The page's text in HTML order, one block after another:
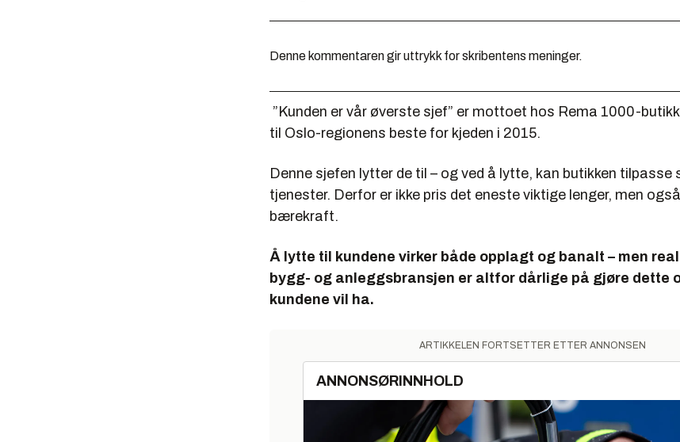
Denne kommentaren gir uttrykk for skribentens meninger.
”Kunden er vår øverste sjef” er mottoet hos Rema 1000-
til Oslo-regionens beste for kjeden i 2015.
Denne sjefen lytter de til – og ved å lytte, kan butikken tilpasse
tjenester. Derfor er ikke pris det eneste viktige lenger, men
bærekraft.
Å lytte til kundene virker både opplagt og banalt – men
bygg- og anleggsbransjen er altfor dårlige på gjøre dette
kundene vil ha.
ARTIKKELEN FORTSETTER ETTER ANNONSEN
ANNONSØRINNHOLD